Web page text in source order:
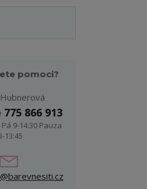
pomoci?
866 913
Pá 9-14:30 Pauza
13:45